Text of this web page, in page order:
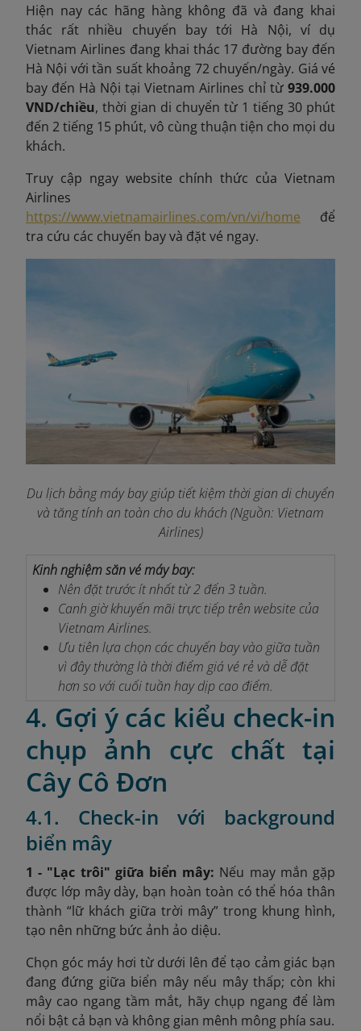
Hiện nay các hãng hàng không đã và đang khai
thác rất nhiều chuyến bay tới Hà Nội, ví dụ
Vietnam Airlines đang khai thác 17 đường bay đến
Hà Nội với tần suất khoảng 72 chuyến/ngày. Giá vé
bay đến Hà Nội tại Vietnam Airlines chỉ từ 939.000
VND/chiều, thời gian di chuyển từ 1 tiếng 30 phút
đến 2 tiếng 15 phút, vô cùng thuận tiện cho mọi du
khách.
Truy cập ngay website chính thức của Vietnam
Airlines
https://www.vietnamairlines.com/vn/vi/home để
tra cứu các chuyến bay và đặt vé ngay.
Du lịch bằng máy bay giúp tiết kiệm thời gian di chuyển
và tăng tính an toàn cho du khách (Nguồn: Vietnam
Airlines)
Kinh nghiệm săn vé máy bay:
Nên đặt trước ít nhất từ 2 đến 3 tuần.
Canh giờ khuyến mãi trực tiếp trên website của
Vietnam Airlines.
Ưu tiên lựa chọn các chuyến bay vào giữa tuần
vì đây thường là thời điểm giá vé rẻ và dễ đặt
hơn so với cuối tuần hay dịp cao điểm.
4. Gợi ý các kiểu check-in
chụp ảnh cực chất tại
Cây Cô Đơn
4.1. Check-in với background
biển mây
1 - "Lạc trôi" giữa biển mây: Nếu may mắn gặp
được lớp mây dày, bạn hoàn toàn có thể hóa thân
thành “lữ khách giữa trời mây” trong khung hình,
tạo nên những bức ảnh ảo diệu.
Chọn góc máy hơi từ dưới lên để tạo cảm giác bạn
đang đứng giữa biển mây nếu mây thấp; còn khi
mây cao ngang tầm mắt, hãy chụp ngang để làm
nổi bật cả bạn và không gian mênh mông phía sau.